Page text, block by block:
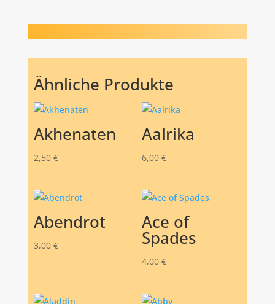
Ähnliche Produkte
Akhenaten
2,50 €
Aalrika
6,00 €
Abendrot
3,00 €
Ace of
Spades
4,00 €